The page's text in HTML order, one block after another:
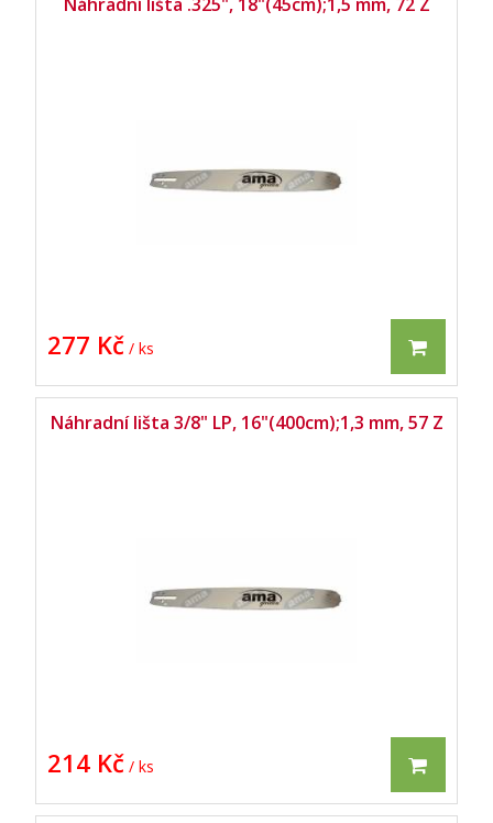
277 Kč / ks
Náhradní lišta 3/8" LP, 16"(400cm);1,3 mm, 57 Z
214 Kč / ks